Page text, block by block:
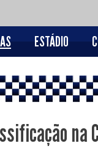
ESTÁDIO
na